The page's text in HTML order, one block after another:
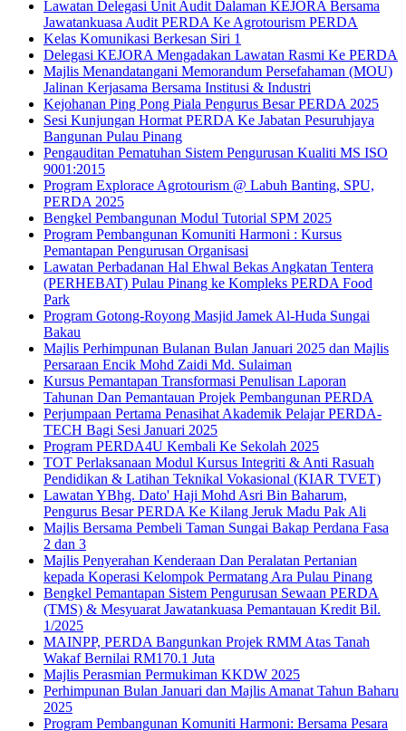
Lawatan Delegasi Unit Audit Dalaman KEJORA Bersama
Jawatankuasa Audit PERDA Ke Agrotourism PERDA
Kelas Komunikasi Berkesan Siri 1
Delegasi KEJORA Mengadakan Lawatan Rasmi Ke PERDA
Majlis Menandatangani Memorandum Persefahaman (MOU)
Jalinan Kerjasama Bersama Institusi & Industri
Kejohanan Ping Pong Piala Pengurus Besar PERDA 2025
Sesi Kunjungan Hormat PERDA Ke Jabatan Pesuruhjaya
Bangunan Pulau Pinang
Pengauditan Pematuhan Sistem Pengurusan Kualiti MS ISO
9001:2015
Program Explorace Agrotourism @ Labuh Banting, SPU,
PERDA 2025
Bengkel Pembangunan Modul Tutorial SPM 2025
Program Pembangunan Komuniti Harmoni : Kursus
Pemantapan Pengurusan Organisasi
Lawatan Perbadanan Hal Ehwal Bekas Angkatan Tentera
(PERHEBAT) Pulau Pinang ke Kompleks PERDA Food
Park
Program Gotong-Royong Masjid Jamek Al-Huda Sungai
Bakau
Majlis Perhimpunan Bulanan Bulan Januari 2025 dan Majlis
Persaraan Encik Mohd Zaidi Md. Sulaiman
Kursus Pemantapan Transformasi Penulisan Laporan
Tahunan Dan Pemantauan Projek Pembangunan PERDA
Perjumpaan Pertama Penasihat Akademik Pelajar PERDA-
TECH Bagi Sesi Januari 2025
Program PERDA4U Kembali Ke Sekolah 2025
TOT Perlaksanaan Modul Kursus Integriti & Anti Rasuah
Pendidikan & Latihan Teknikal Vokasional (KIAR TVET)
Lawatan YBhg. Dato' Haji Mohd Asri Bin Baharum,
Pengurus Besar PERDA Ke Kilang Jeruk Madu Pak Ali
Majlis Bersama Pembeli Taman Sungai Bakap Perdana Fasa
2 dan 3
Majlis Penyerahan Kenderaan Dan Peralatan Pertanian
kepada Koperasi Kelompok Permatang Ara Pulau Pinang
Bengkel Pemantapan Sistem Pengurusan Sewaan PERDA
(TMS) & Mesyuarat Jawatankuasa Pemantauan Kredit Bil.
1/2025
MAINPP, PERDA Bangunkan Projek RMM Atas Tanah
Wakaf Bernilai RM170.1 Juta
Majlis Perasmian Permukiman KKDW 2025
Perhimpunan Bulan Januari dan Majlis Amanat Tahun Baharu
2025
Program Pembangunan Komuniti Harmoni: Bersama Pesara